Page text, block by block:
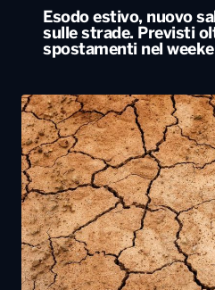
Esodo estivo, nuovo
sulle strade. Previsti
spostamenti nel